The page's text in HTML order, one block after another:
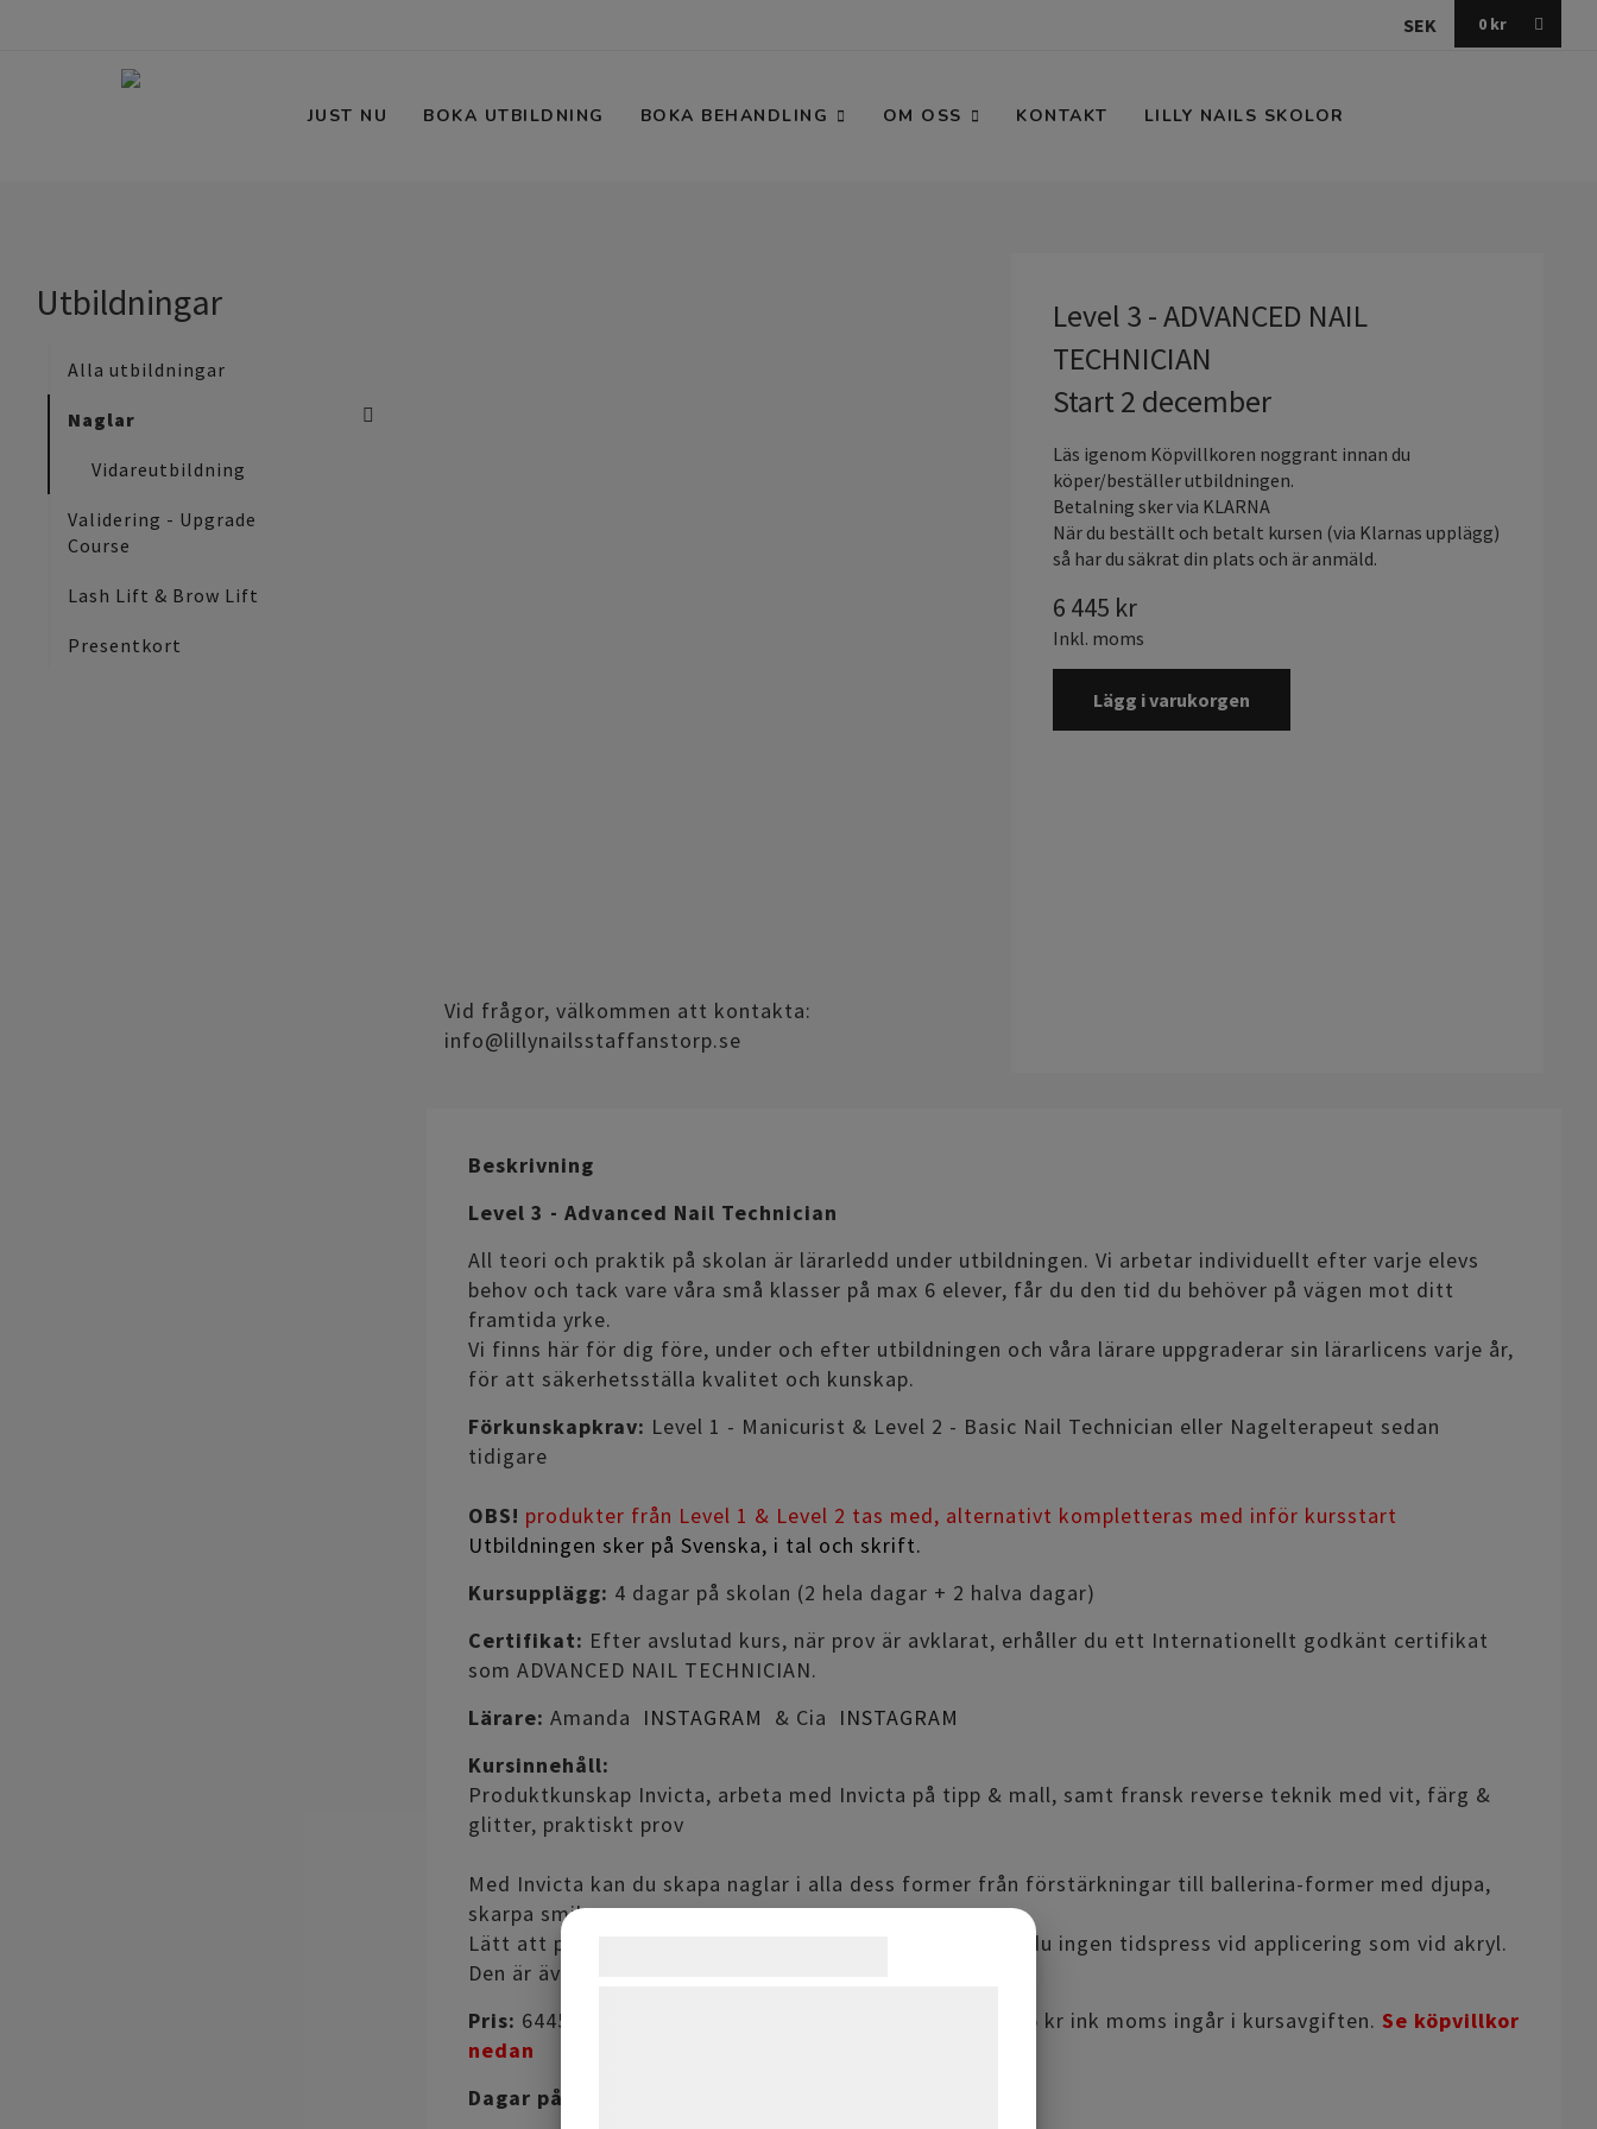
0 kr
SEK
JUST NU BOKA UTBILDNING BOKA BEHANDLING OM OSS KONTAKT LILLY NAILS SKOLOR
Utbildningar
Alla utbildningar
Naglar
Vidareutbildning
Validering - Upgrade
Course
Lash Lift & Brow Lift
Presentkort
Vid frågor, välkommen att kontakta:
info@lillynailsstaffanstorp.se
Level 3 - ADVANCED NAIL
TECHNICIAN
Start 2 december
Läs igenom Köpvillkoren noggrant innan du
köper/beställer utbildningen.
Betalning sker via KLARNA
När du beställt och betalt kursen (via Klarnas upplägg)
så har du säkrat din plats och är anmäld.
6 445 kr
Inkl. moms
Lägg i varukorgen
Beskrivning
Level 3 - Advanced Nail Technician
All teori och praktik på skolan är lärarledd under utbildningen. Vi arbetar individuellt efter varje elevs
behov och tack vare våra små klasser på max 6 elever, får du den tid du behöver på vägen mot ditt
framtida yrke.
Vi finns här för dig före, under och efter utbildningen och våra lärare uppgraderar sin lärarlicens varje år,
för att säkerhetsställa kvalitet och kunskap.
Förkunskapkrav: Level 1 - Manicurist & Level 2 - Basic Nail Technician eller Nagelterapeut sedan
tidigare
OBS! produkter från Level 1 & Level 2 tas med, alternativt kompletteras med inför kursstart
Utbildningen sker på Svenska, i tal och skrift.
Kursupplägg: 4 dagar på skolan (2 hela dagar + 2 halva dagar)
Certifikat: Efter avslutad kurs, när prov är avklarat, erhåller du ett Internationellt godkänt certifikat
som ADVANCED NAIL TECHNICIAN.
Lärare: Amanda INSTAGRAM & Cia
INSTAGRAM
Kursinnehåll:
Produktkunskap Invicta, arbeta med Invicta på tipp & mall, samt fransk reverse teknik med vit, färg &
glitter, praktiskt prov
Med Invicta kan du skapa naglar i alla dess former från förstärkningar till ballerina-former med djupa,
skarpa smiles.
Lätt att pincha. Då Invictan är uv-härdande som gel har du ingen tidspress vid applicering som vid akryl.
Den är även fastare än vanlig gel och rinner inte iväg.
Pris: 6445 kr inkl. moms. Produkter till ett värde av 2545 kr ink moms ingår i kursavgiften. Se köpvillkor
nedan
Dagar på skolan: